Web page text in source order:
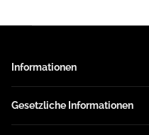
Informationen
Gesetzliche Informationen